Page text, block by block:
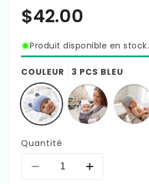
Produit disponible en stock.
COULEUR 3 PCS BLEU
Quantité
Réduire
Augmenter